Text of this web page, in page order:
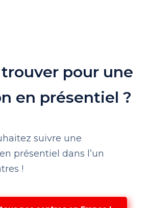
pour une
en présentiel ?
suivre une
présentiel dans l’un
!